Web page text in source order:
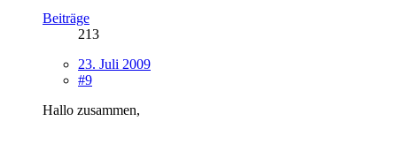
Beiträge
213
23. Juli 2009
#9
Hallo zusammen,